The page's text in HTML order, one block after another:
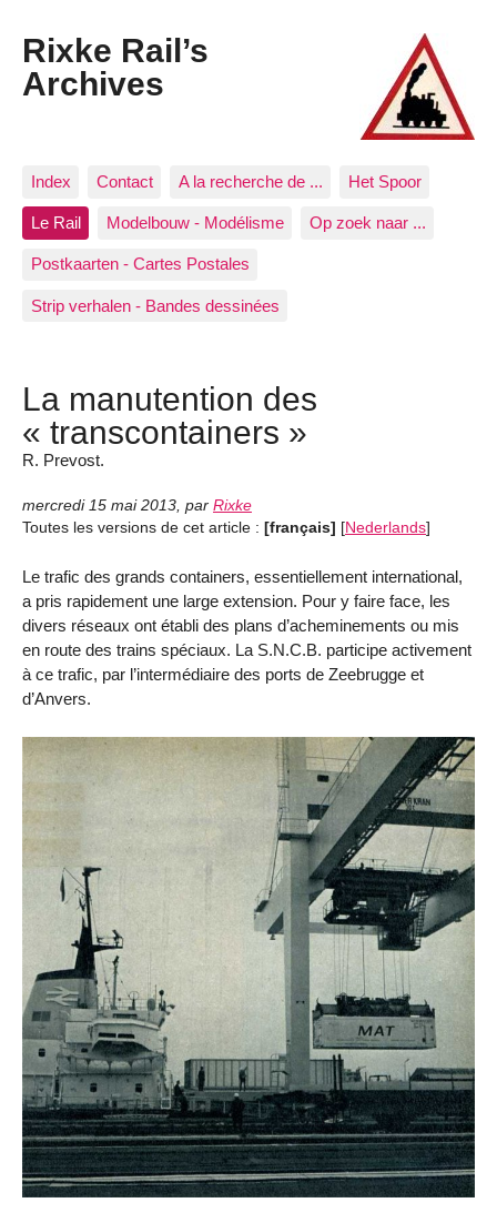
Rixke Rail’s
Archives
Index Contact A la recherche de ... Het Spoor
Le Rail Modelbouw - Modélisme Op zoek naar ...
Postkaarten - Cartes Postales
Strip verhalen - Bandes dessinées
La manutention des
« transcontainers »
R. Prevost.
mercredi 15 mai 2013, par Rixke
Toutes les versions de cet article : [français] [Nederlands]
Le trafic des grands containers, essentiellement international,
a pris rapidement une large extension. Pour y faire face, les
divers réseaux ont établi des plans d’acheminements ou mis
en route des trains spéciaux. La S.N.C.B. participe activement
à ce trafic, par l’intermédiaire des ports de Zeebrugge et
d’Anvers.